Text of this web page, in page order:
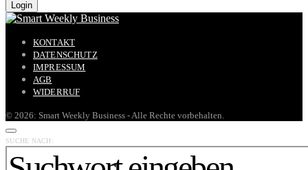
KONTAKT
DATENSCHUTZ
IMPRESSUM
AGB
WIDERRUF
© 2026: Smart Weekly Business - Alle Rechte vorbehalten.
SUCHE NACH: